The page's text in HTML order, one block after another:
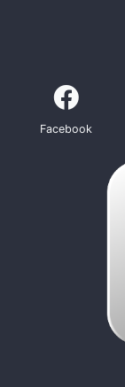
Facebook